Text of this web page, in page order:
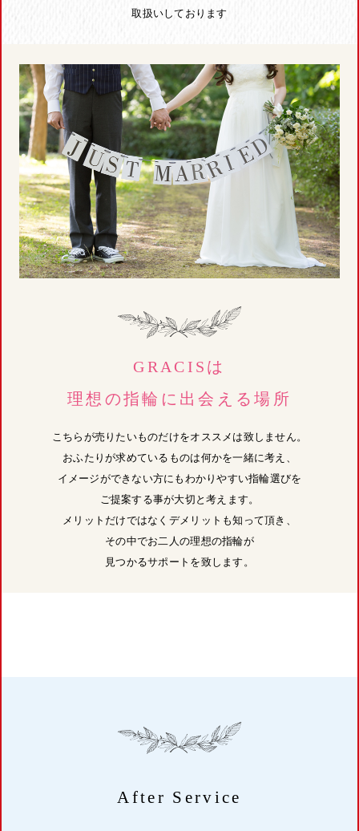
取扱いしております
GRACISは
理想の指輪に出会える場所
こちらが売りたいものだけをオススメは致しません。
おふたりが求めているものは何かを一緒に考え、
イメージができない方にもわかりやすい指輪選びを
ご提案する事が大切と考えます。
メリットだけではなくデメリットも知って頂き、
その中でお二人の理想の指輪が
見つかるサポートを致します。
After Service